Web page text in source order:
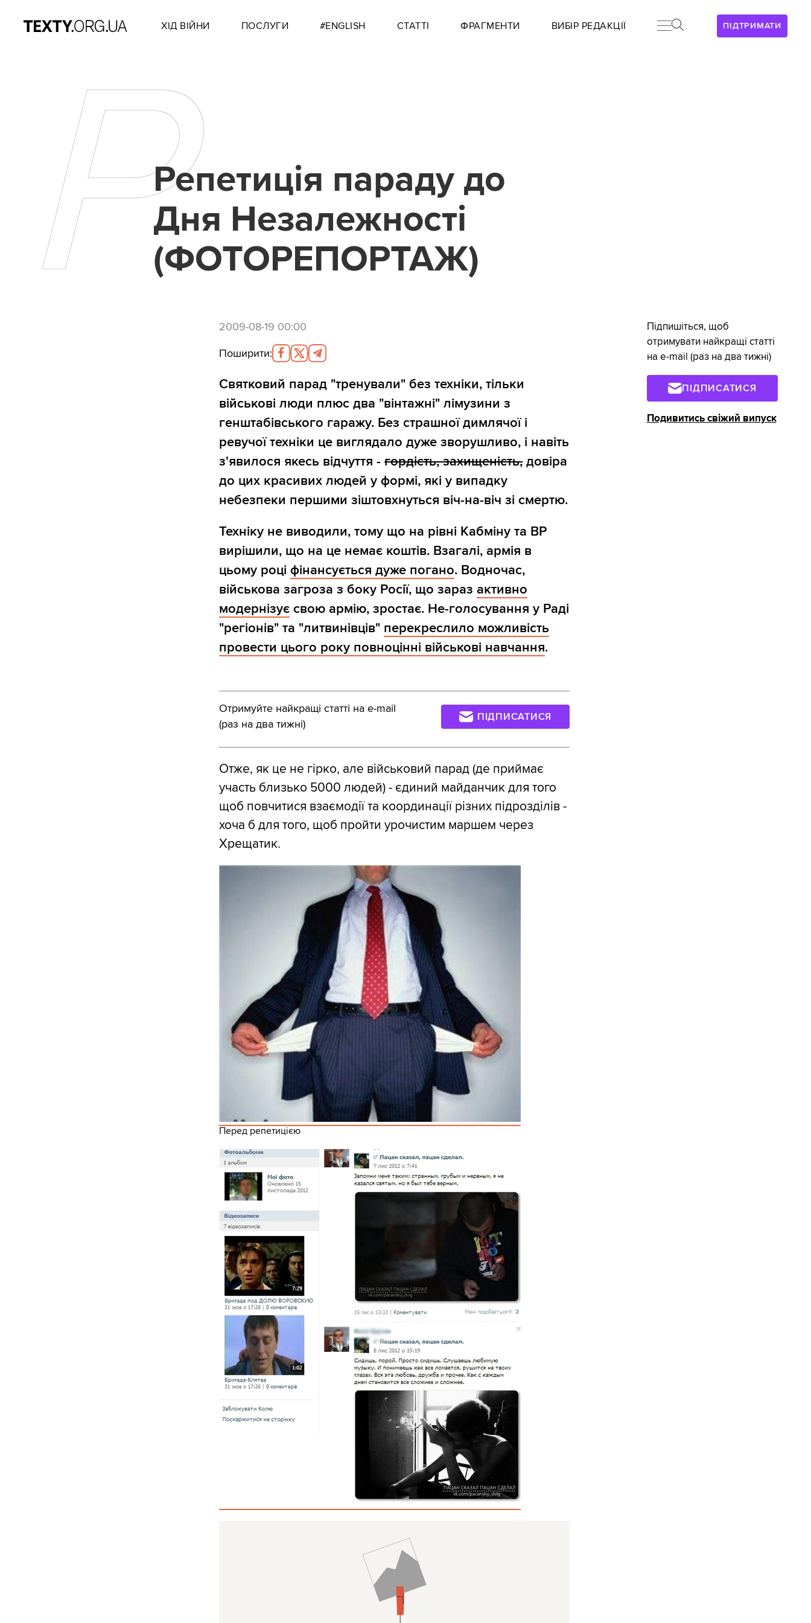
ПІДТРИМАТИ
ХІД ВІЙНИ ПОСЛУГИ #ENGLISH СТАТТІ ФРАГМЕНТИ ВИБІР РЕДАКЦІЇ
РРепетиція параду до
Дня Незалежності
(ФОТОРЕПОРТАЖ)
2009-08-19 00:00
Поширити:
Святковий парад "тренували" без техніки, тільки
військові люди плюс два "вінтажні" лімузини з
генштабівського гаражу. Без страшної димлячої і
ревучої техніки це виглядало дуже зворушливо, і навіть
з'явилося якесь відчуття -гордість, захищеність,довіра
до цих красивих людей у формі, які у випадку
небезпеки першими зіштовхнуться віч-на-віч зі смертю.
Техніку не виводили, тому що на рівні Кабміну та ВР
вирішили, що на це немає коштів. Взагалі, армія в
цьому роціфінансується дуже погано. Водночас,
військова загроза з боку Росії, що заразактивно
модернізує свою армію, зростає. Не-голосування у Раді
"регіонів" та "литвинівців" перекреслило можливість
провести цього року повноцінні військові навчання.
Отримуйте найкращі статті на e-mail
(раз на два тижні)
ПІДПИСАТИСЯ
Отже, як це не гірко, але військовий парад (де приймає
участь близько 5000 людей) - єдиний майданчик для того
щоб повчитися взаємодії та координації різних підрозділів -
хоча б для того, щоб пройти урочистим маршем через
Хрещатик.
Перед репетицією
Підпишіться, щоб
отримувати найкращі статті
на e-mail (раз на два тижні)
ПІДПИСАТИСЯ
Подивитись свіжий випуск